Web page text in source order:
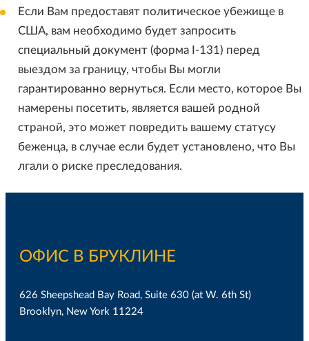
Если Вам предоставят политическое убежище в
США, вам необходимо будет запросить
специальный документ (форма I-131) перед
выездом за границу, чтобы Вы могли
гарантированно вернуться. Если место, которое Вы
намерены посетить, является вашей родной
страной, это может повредить вашему статусу
беженца, в случае если будет установлено, что Вы
лгали о риске преследования.
ОФИС В БРУКЛИНЕ
626 Sheepshead Bay Road, Suite 630 (at W. 6th St)
Brooklyn, New York 11224